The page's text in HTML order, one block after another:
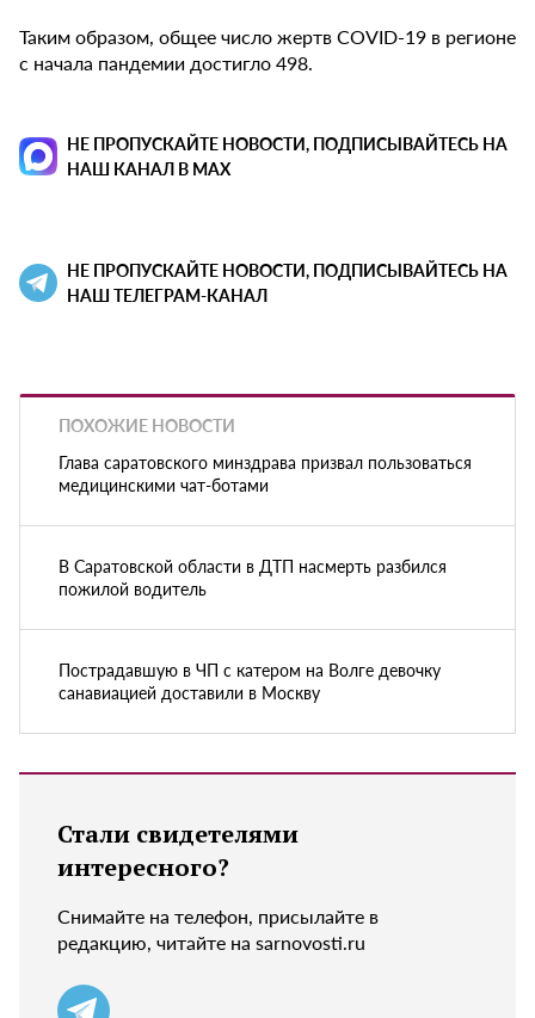
Таким образом, общее число жертв COVID-19 в регионе
с начала пандемии достигло 498.
НЕ ПРОПУСКАЙТЕ НОВОСТИ, ПОДПИСЫВАЙТЕСЬ НА
НАШ КАНАЛ В MAX
НЕ ПРОПУСКАЙТЕ НОВОСТИ, ПОДПИСЫВАЙТЕСЬ НА
НАШ ТЕЛЕГРАМ-КАНАЛ
ПОХОЖИЕ НОВОСТИ
Глава саратовского минздрава призвал пользоваться
медицинскими чат-ботами
В Саратовской области в ДТП насмерть разбился
пожилой водитель
Пострадавшую в ЧП с катером на Волге девочку
санавиацией доставили в Москву
Стали свидетелями
интересного?
Снимайте на телефон, присылайте в
редакцию, читайте на sarnovosti.ru